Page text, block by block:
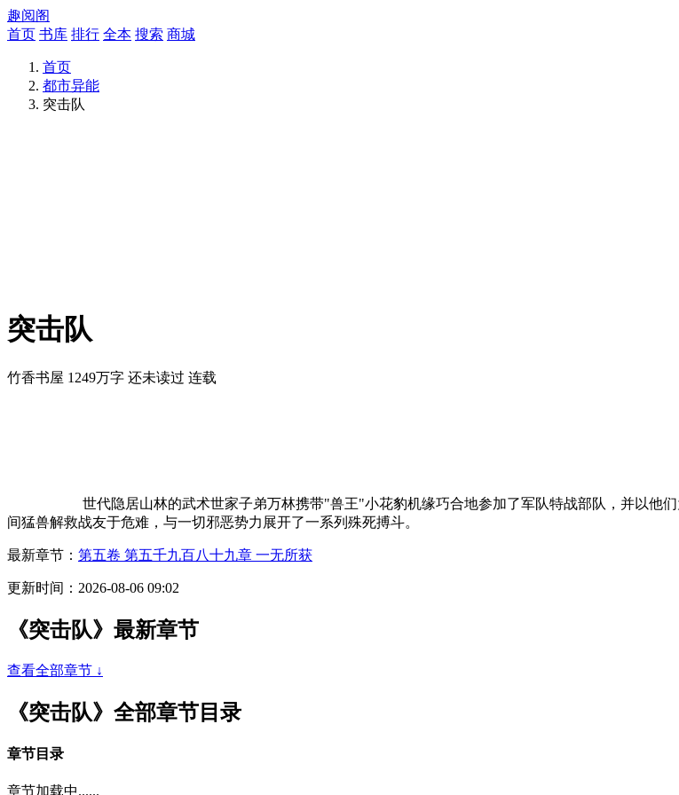
趣阅阁
首页 书库 排行 全本 搜索 商城
首页
都市异能
突击队
突击队
竹香书屋 1249万字 还未读过 连载
世代隐居山林的武术世家子弟万林携带"兽王"小花豹机缘巧合地参加了军队特战部队，并以他
间猛兽解救战友于危难，与一切邪恶势力展开了一系列殊死搏斗。
最新章节： 第五卷 第五千九百八十九章 一无所获
更新时间：2026-08-06 09:02
《突击队》最新章节
查看全部章节 ↓
《突击队》全部章节目录
章节目录
章节加载中......